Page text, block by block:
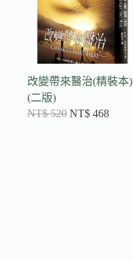
改變帶來醫治(精裝本)
(二版)
NT$520 NT$ 468